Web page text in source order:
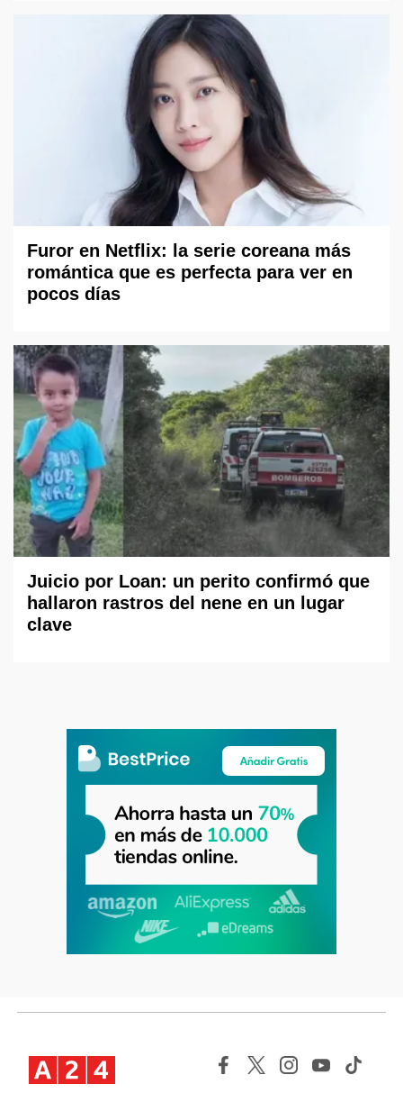
Furor en Netflix: la serie coreana más
romántica que es perfecta para ver en
pocos días
Juicio por Loan: un perito confirmó que
hallaron rastros del nene en un lugar
clave